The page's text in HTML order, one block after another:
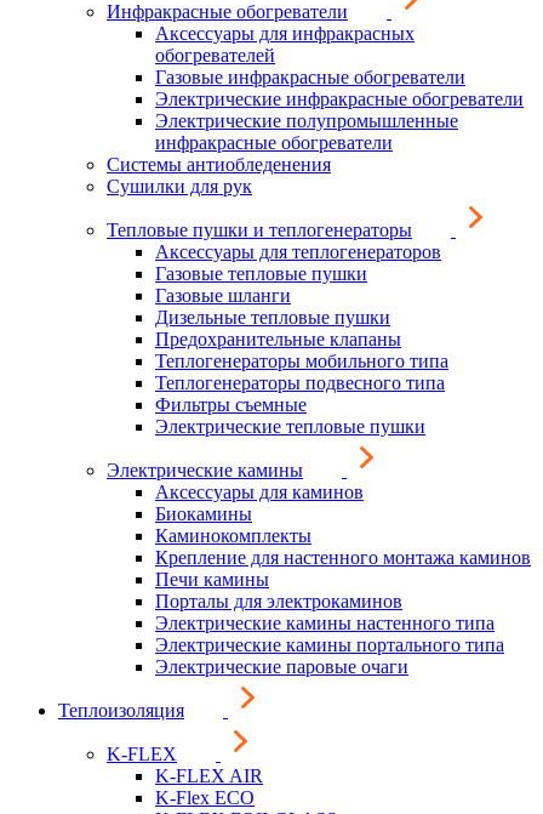
Инфракрасные обогреватели
Аксессуары для инфракрасных
обогревателей
Газовые инфракрасные обогреватели
Электрические инфракрасные обогреватели
Электрические полупромышленные
инфракрасные обогреватели
Системы антиобледенения
Сушилки для рук
Тепловые пушки и теплогенераторы
Аксессуары для теплогенераторов
Газовые тепловые пушки
Газовые шланги
Дизельные тепловые пушки
Предохранительные клапаны
Теплогенераторы мобильного типа
Теплогенераторы подвесного типа
Фильтры съемные
Электрические тепловые пушки
Электрические камины
Аксессуары для каминов
Биокамины
Каминокомплекты
Крепление для настенного монтажа каминов
Печи камины
Порталы для электрокаминов
Электрические камины настенного типа
Электрические камины портального типа
Электрические паровые очаги
Теплоизоляция
K-FLEX
K-FLEX AIR
K-Flex ECO